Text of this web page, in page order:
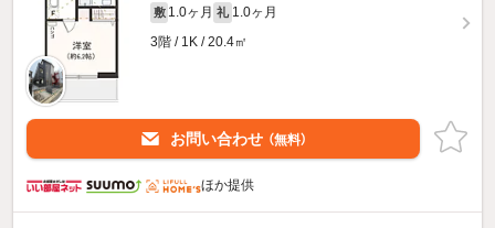
敷 1.0ヶ月 礼 1.0ヶ月
3階 / 1K / 20.4㎡
お問い合わせ （無料）
ほか提供